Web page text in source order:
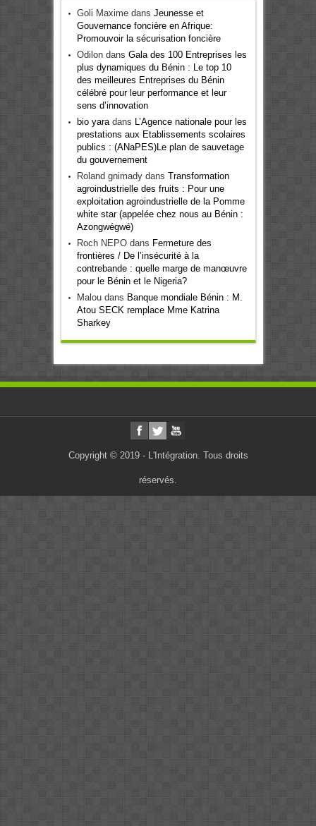
Goli Maximedans Jeunesse et
Gouvernance foncière en Afrique:
Promouvoir la sécurisation foncière
Odilondans Gala des 100 Entreprises les
plus dynamiques du Bénin : Le top 10
des meilleures Entreprises du Bénin
célébré pour leur performance et leur
sens d’innovation
bio yaradans
L’Agence nationale pour les
prestations aux Etablissements scolaires
publics : (ANaPES)Le plan de sauvetage
du gouvernement
Roland gnimadydans Transformation
agroindustrielle des fruits : Pour une
exploitation agroindustrielle de la Pomme
white star (appelée chez nous au Bénin :
Azongwégwé)
Roch NEPOdans Fermeture des
frontières / De l’insécurité à la
contrebande : quelle marge de manœuvre
pour le Bénin et le Nigeria?
Maloudans Banque mondiale Bénin : M.
Atou SECK remplace Mme Katrina
Sharkey
Copyright © 2019 - L'Intégration. Tous droits
réservés.